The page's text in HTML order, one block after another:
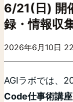
6/21(日) 開
録・情報収
2026年6月10日
AGIラボでは、
Code仕事術講座